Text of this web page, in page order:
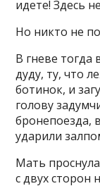
идете! Здесь
Но никто не
В гневе тогда
дуду, ту, что
ботинок, и
голову
бронепоезда,
ударили
Мать
с двух сторон